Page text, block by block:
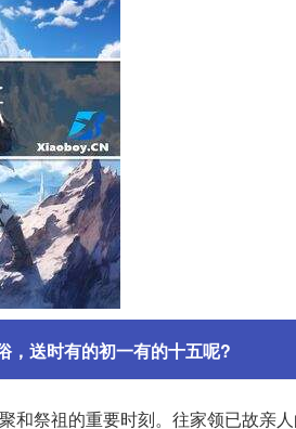
，送时有的初一有的十五呢?
和祭祖的重要时刻。往家领已故亲